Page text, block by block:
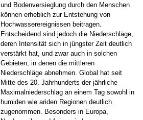
und Bodenversieglung durch den Menschen
können erheblich zur Entstehung von
Hochwasserereignissen beitragen.
Entscheidend sind jedoch die Niederschläge,
deren Intensität sich in jüngster Zeit deutlich
verstärkt hat, und zwar auch in solchen
Gebieten, in denen die mittleren
Niederschläge abnehmen. Global hat seit
Mitte des 20. Jahrhunderts der jährliche
Maximalniederschlag an einem Tag sowohl in
humiden wie ariden Regionen deutlich
zugenommen. Besonders in Europa,